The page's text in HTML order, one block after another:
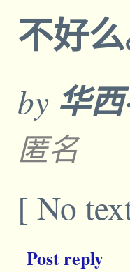
不好么
by 华
匿名
[ No
Post reply